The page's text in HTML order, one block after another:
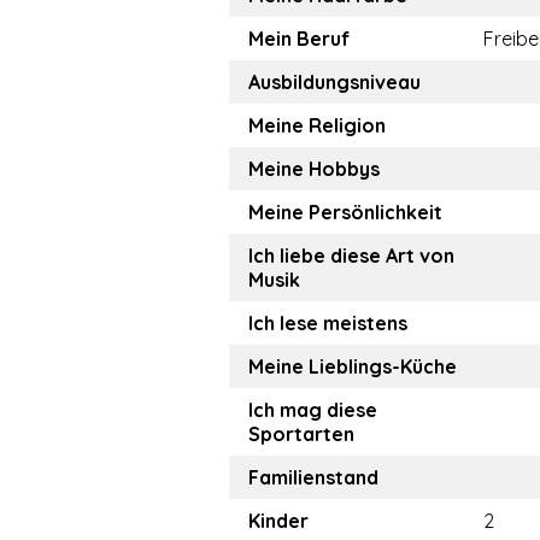
Mein Beruf
Ausbildungsniveau
Meine Religion
Meine Hobbys
Meine Persönlichkeit
Ich liebe diese Art von
Musik
Ich lese meistens
Meine Lieblings-Küche
Ich mag diese
Sportarten
Familienstand
Kinder
2